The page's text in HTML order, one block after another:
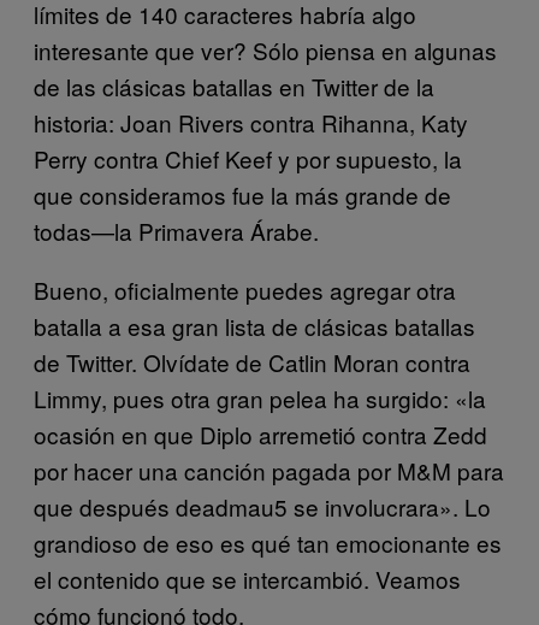
límites de 140 caracteres habría algo
interesante que ver? Sólo piensa en algunas
de las clásicas batallas en Twitter de la
historia: Joan Rivers contra Rihanna, Katy
Perry contra Chief Keef y por supuesto, la
que consideramos fue la más grande de
todas—la Primavera Árabe.
Bueno, oficialmente puedes agregar otra
batalla a esa gran lista de clásicas batallas
de Twitter. Olvídate de Catlin Moran contra
Limmy, pues otra gran pelea ha surgido: «la
ocasión en que Diplo arremetió contra Zedd
por hacer una canción pagada por M&M para
que después deadmau5 se involucrara». Lo
grandioso de eso es qué tan emocionante es
el contenido que se intercambió. Veamos
cómo funcionó todo.